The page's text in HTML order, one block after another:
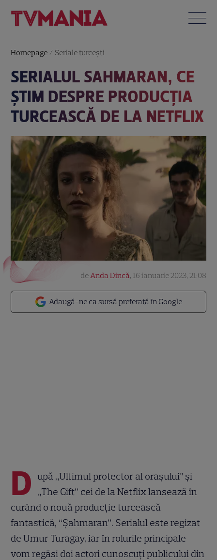
Homepage / Seriale turceşti
SERIALUL SAHMARAN, CE
ȘTIM DESPRE PRODUCȚIA
TURCEASCĂ DE LA NETFLIX
Adaugă-ne ca sursă preferată în Google
deAnda Dincă, 16 ianuarie 2023, 21:08
D upă „Ultimul protector al orașului” și
„The Gift” cei de la Netflix lansează în
curând o nouă producție turcească
fantastică, “Șahmaran”. Serialul este regizat
de Umur Turagay, iar în rolurile principale
vom regăsi doi actori cunoscuți publicului din